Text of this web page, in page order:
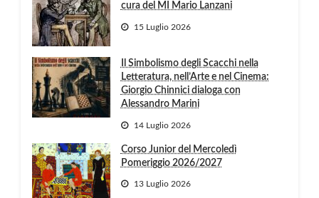
cura del MI Mario Lanzani
15 Luglio 2026
Il Simbolismo degli Scacchi nella
Letteratura, nell’Arte e nel Cinema:
Giorgio Chinnici dialoga con
Alessandro Marini
14 Luglio 2026
Corso Junior del Mercoledì
Pomeriggio 2026/2027
13 Luglio 2026